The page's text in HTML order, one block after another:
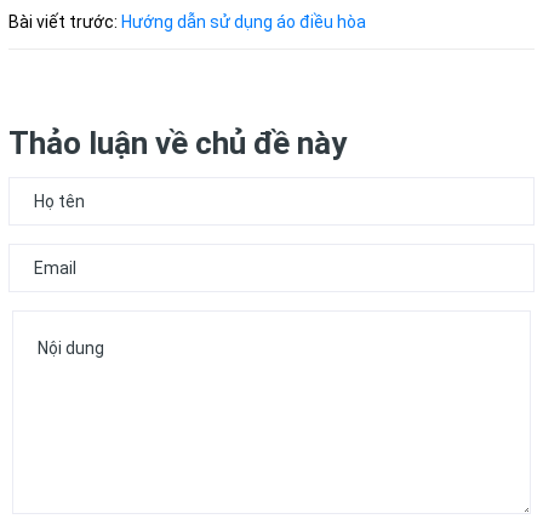
Bài viết trước: Hướng dẫn sử dụng áo điều hòa
Thảo luận về chủ đề này